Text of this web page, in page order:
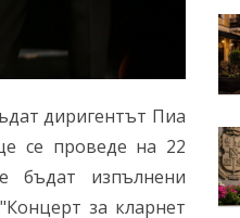
диригентът Пиа
се проведе на 22
бъдат изпълнени
за кларнет